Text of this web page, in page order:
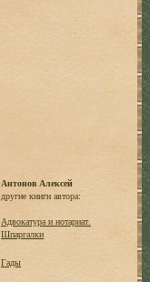
Антонов Алексей
другие книги автора:
Адвокатура и нотариат.
Шпаргалки
Гады